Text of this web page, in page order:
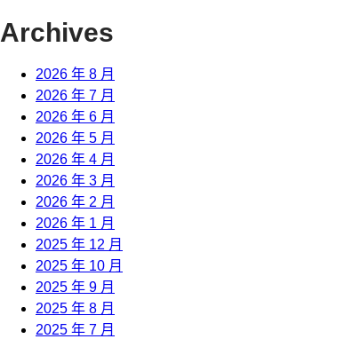
Archives
2026 年 8 月
2026 年 7 月
2026 年 6 月
2026 年 5 月
2026 年 4 月
2026 年 3 月
2026 年 2 月
2026 年 1 月
2025 年 12 月
2025 年 10 月
2025 年 9 月
2025 年 8 月
2025 年 7 月